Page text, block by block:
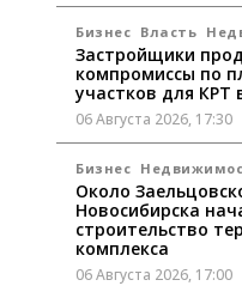
Бизнес Власть
Застройщики
компромиссы по
участков для КРТ
06 Августа 2026, 17:30
Бизнес
Около
Новосибирска
строительство
комплекса
06 Августа 2026, 17:00